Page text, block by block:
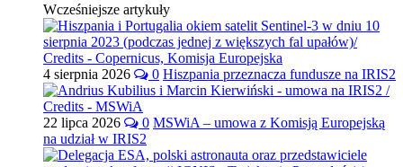
Wcześniejsze artykuły
4 sierpnia 2026 0 Hiszpania przeznacza fundusze na IRIS2
22 lipca 2026 0 MSWiA – umowa z Komisją Europejską
na udział w IRIS2